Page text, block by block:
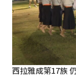
西拉雅成第17族